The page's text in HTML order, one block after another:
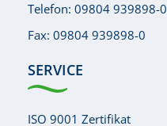
Telefon: 09804 939898-0
Fax: 09804 939898-0
SERVICE
ISO 9001 Zertifikat